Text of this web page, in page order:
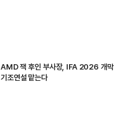
AMD 잭 후인 부사장, IFA 2026 개막
기조연설 맡는다